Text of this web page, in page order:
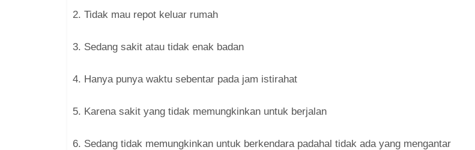
2. Tidak mau repot keluar rumah
3. Sedang sakit atau tidak enak badan
4. Hanya punya waktu sebentar pada jam istirahat
5. Karena sakit yang tidak memungkinkan untuk berjalan
6. Sedang tidak memungkinkan untuk berkendara padahal tidak ada yang mengantar